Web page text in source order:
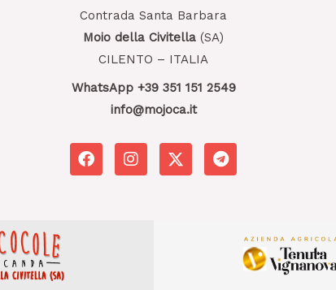
Contrada Santa Barbara
Moio della Civitella(SA)
CILENTO – ITALIA
WhatsApp +39 351 151 2549
info@mojoca.it
F
a
I
n
T
e